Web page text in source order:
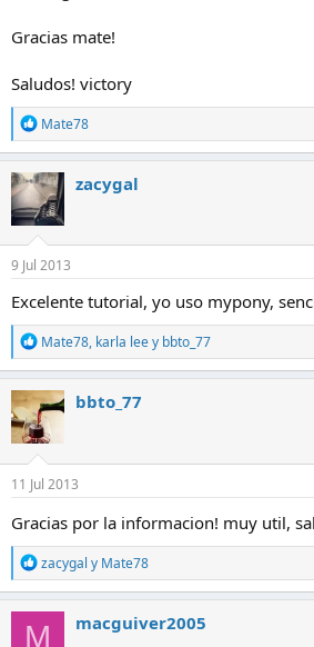
Gracias mate!
Saludos! victory
R
e
a
c
c
i
o
n
e
s
:
Mate78
zacygal
9 Jul 2013
Excelente tutorial, yo uso mypony,
R
e
a
c
c
i
o
n
e
s
:
Mate78, karla leey bbto_77
bbto_77
11 Jul 2013
Gracias por la informacion! muy util,
R
e
a
c
c
zacygal y Mate78
M macguiver2005